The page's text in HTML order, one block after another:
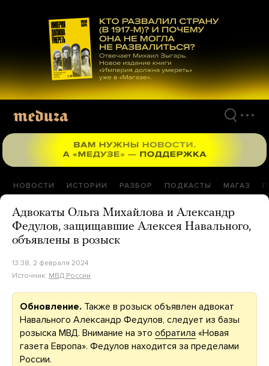
материалам
НОВОСТИ ИСТОРИИ РАЗБОР ПОДКАСТЫ МАГАЗ
Адвокаты Ольга Михайлова и Александр
Федулов, защищавшие Алексея Навального,
объявлены в розыск
13:38, 2 февраля 2024
Источник: МВД России
Обновление. Также в розыск объявлен адвокат
Навального Александр Федулов, следует из базы
розыска МВД. Внимание на это обратила «Новая
газета Европа». Федулов находится за пределами
России.